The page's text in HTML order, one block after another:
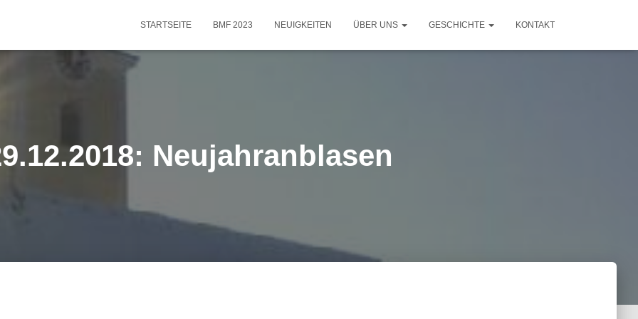
STARTSEITE BMF 2023 NEUIGKEITEN ÜBER UNS GESCHICHTE KONTAKT
Neujahranblasen